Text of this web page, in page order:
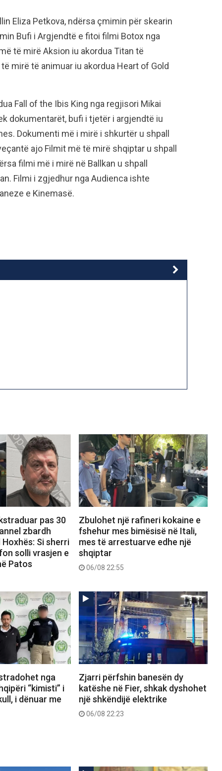
Eliza Petkova, ndërsa çmimin për skearin
Bufi i Argjendtë e fitoi filmi Botox nga
të mirë Aksion iu akordua Titan të
mirë të animuar iu akordua Heart of Gold
Fall of the Ibis King nga regjisori Mikai
dokumentarët, bufi i tjetër i argjendtë iu
Dokumenti më i mirë i shkurtër u shpall
ajo Filmit më të mirë shqiptar u shpall
filmi më i mirë në Ballkan u shpall
Filmi i zgjedhur nga Audienca ishte
e Kinemasë.
pas 30
zbardh
Si sherri
solli vrasjen e
Patos
Zbulohet një rafineri kokaine e
fshehur mes bimësisë në Itali,
mes të arrestuarve edhe një
shqiptar
06/08 22:55
nga
“kimisti” i
i dënuar me
Zjarri përfshin banesën dy
katëshe në Fier, shkak dyshohet
një shkëndijë elektrike
06/08 22:23